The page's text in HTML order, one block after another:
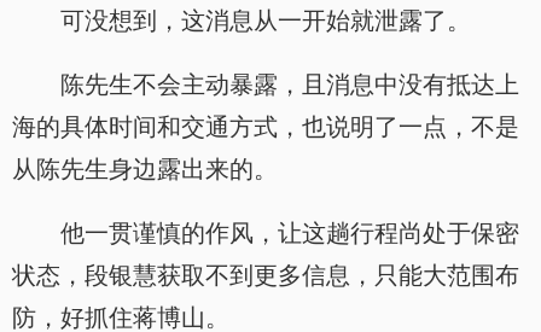
可没想到，这消息从一开始就泄露了。
陈先生不会主动暴露，且消息中没有抵达上
海的具体时间和交通方式，也说明了一点，不是
从陈先生身边露出来的。
他一贯谨慎的作风，让这趟行程尚处于保密
状态，段银慧获取不到更多信息，只能大范围布
防，好抓住蒋博山。